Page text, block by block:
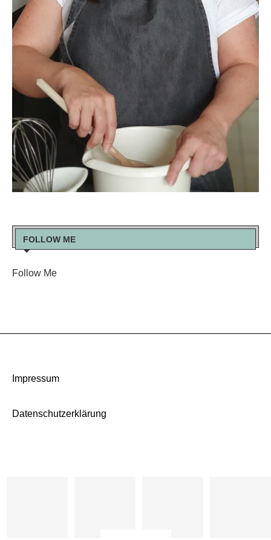
FOLLOW ME
Follow Me
Impressum
Datenschutzerklärung